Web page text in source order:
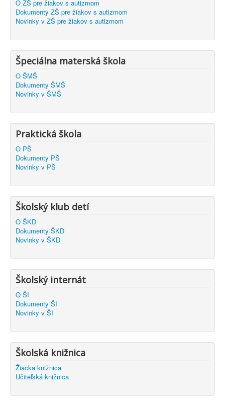
O ZŠ pre žiakov s autizmom
Dokumenty ZŠ pre žiakov s autizmom
Novinky v ZŠ pre žiakov s autizmom
Špeciálna materská škola
O ŠMŠ
Dokumenty ŠMŠ
Novinky v ŠMŠ
Praktická škola
O PŠ
Dokumenty PŠ
Novinky v PŠ
Školský klub detí
O ŠKD
Dokumenty ŠKD
Novinky v ŠKD
Školský internát
O ŠI
Dokumenty ŠI
Novinky v ŠI
Školská knižnica
Žiacka knižnica
Učiteľská knižnica